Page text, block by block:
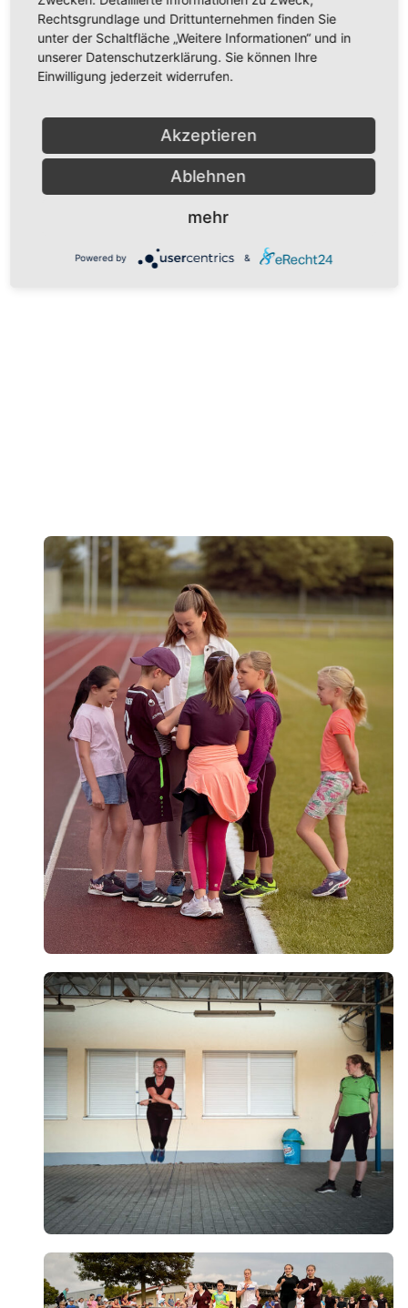
Rechtsgrundlage und Drittunternehmen finden Sie
unter der Schaltfläche „Weitere Informationen“ und in
unserer Datenschutzerklärung. Sie können Ihre
Einwilligung jederzeit widerrufen.
Akzeptieren
Ablehnen
mehr
Powered by &